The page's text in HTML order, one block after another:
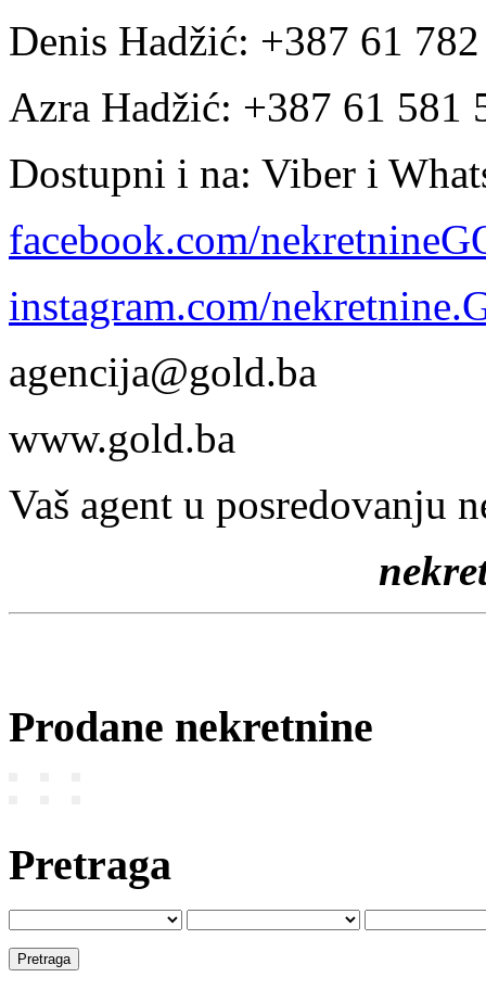
Denis Hadžić: +387 61
Azra Hadžić: +387 61 581
Dostupni i na: Viber i
facebook.com/
instagram.com/
agencija@gold.ba
www.gold.ba
Vaš agent u posredovanju
Prodane nekretnine
Pretraga